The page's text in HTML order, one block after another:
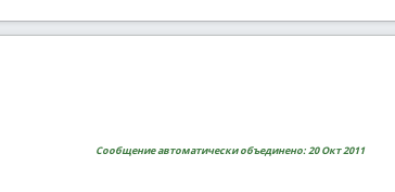
Сообщение автоматически объединено: 20 Окт 2011